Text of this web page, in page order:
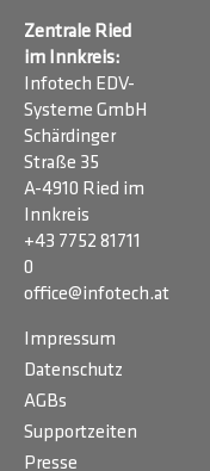
Zentrale Ried
im Innkreis:
Infotech EDV-
Systeme GmbH
Schärdinger
Straße 35
A-4910 Ried im
Innkreis
+43 7752 81711
0
office@infotech.at
Impressum
Datenschutz
AGBs
Supportzeiten
Presse